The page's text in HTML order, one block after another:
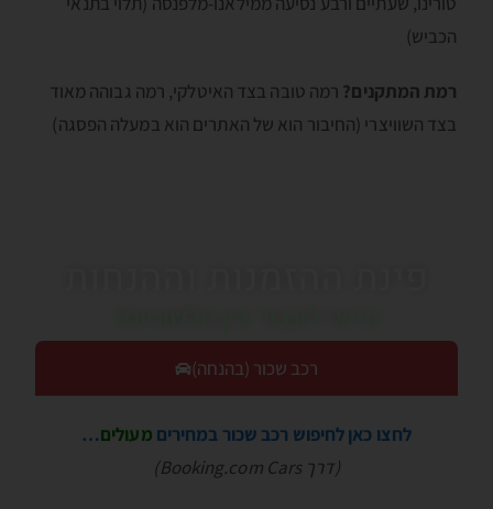
הכביש)
רמת המתקנים? רמה טובה בצד האיטלקי, רמה גבוהה מאוד
בצד השוויצרי (החיבור הוא של האתרים הוא במעלה הפסגה)
רכב שכור (בהנחה)
לחצו כאן לחיפוש רכב שכור במחירים מעולים…
(דרך Booking.com Cars)